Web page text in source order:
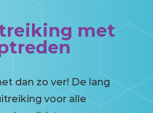
met
dan zo ver! De lang
voor alle